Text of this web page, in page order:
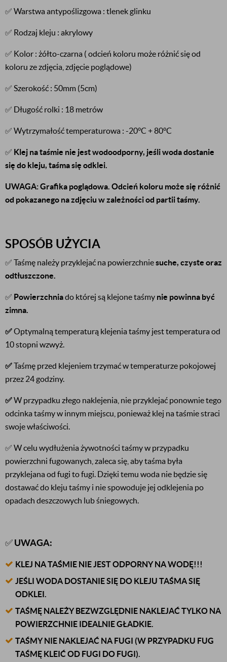
✅ Warstwa antypoślizgowa : tlenek glinku
✅ Rodzaj kleju : akrylowy
✅ Kolor : żółto-czarna ( odcień koloru może różnić się od
koloru ze zdjęcia, zdjęcie poglądowe)
✅ Szerokość : 50mm (5cm)
✅ Długość rolki : 18 metrów
✅ Wytrzymałość temperaturowa : -20°C + 80°C
✅ Klej na taśmie nie jest wodoodporny, jeśli woda dostanie
się do kleju, taśma się odklei.
UWAGA: Grafika poglądowa. Odcień koloru może się różnić
od pokazanego na zdjęciu w zależności od partii taśmy.
SPOSÓB UŻYCIA
✅ Taśmę należy przyklejać na powierzchniesuche, czyste oraz
odtłuszczone.
✅ Powierzchniado której są klejone taśmy nie powinna być
zimna.
✅Optymalną temperaturą klejenia taśmy jest temperatura od
10 stopni wzwyż.
✅Taśmę przed klejeniem trzymać w temperaturze pokojowej
przez 24 godziny.
✅W przypadku złego naklejenia, nie przyklejać ponownie tego
odcinka taśmy w innym miejscu, ponieważ klej na taśmie straci
swoje właściwości.
✅ W celu wydłużenia żywotności taśmy w przypadku
powierzchni fugowanych, zaleca się, aby taśma była
przyklejana od fugi to fugi. Dzięki temu woda nie będzie się
dostawać do kleju taśmy i nie spowoduje jej odklejenia po
opadach deszczowych lub śniegowych.
✅UWAGA:
KLEJ NA TAŚMIE NIE JEST ODPORNY NA WODĘ!!!
JEŚLI WODA DOSTANIE SIĘ DO KLEJU TAŚMA SIĘ
ODKLEI.
TAŚMĘ NALEŻY BEZWZGLĘDNIE NAKLEJAĆ TYLKO NA
POWIERZCHNIE IDEALNIE GŁADKIE.
TAŚMY NIE NAKLEJAĆ NA FUGI (W PRZYPADKU FUG
TAŚMĘ KLEIĆ OD FUGI DO FUGI).